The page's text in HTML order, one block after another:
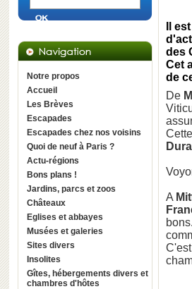
Notre propos
Accueil
Les Brèves
Escapades
Escapades chez nos voisins
Quoi de neuf à Paris ?
Actu-régions
Bons plans !
Jardins, parcs et zoos
Châteaux
Eglises et abbayes
Musées et galeries
Sites divers
Insolites
Gîtes, hébergements divers et
chambres d'hôtes
Il
des
Cet
de
De
A